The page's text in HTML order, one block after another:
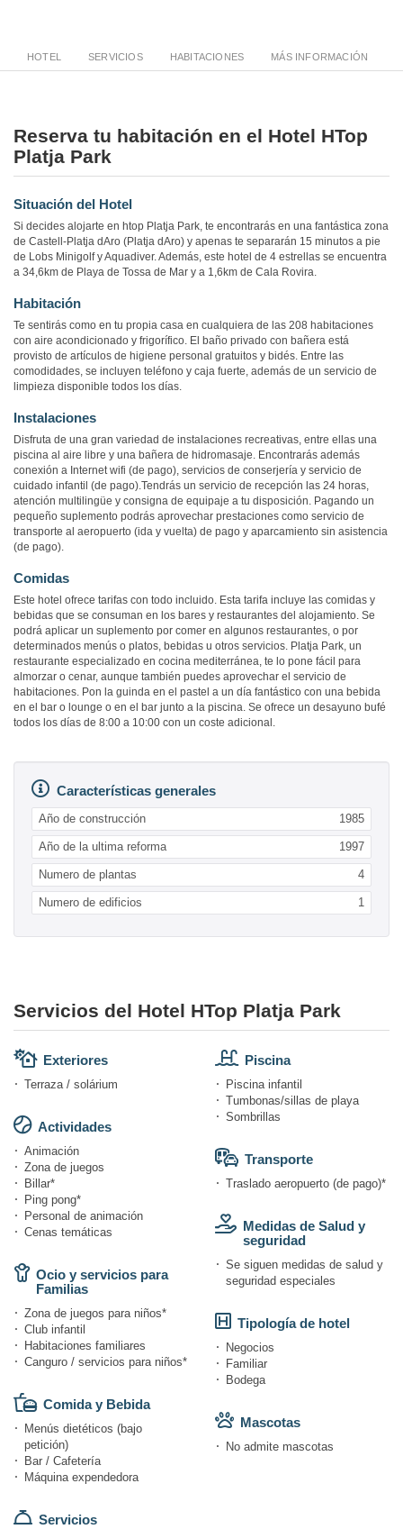
HOTEL SERVICIOS HABITACIONES MÁS INFORMACIÓN
Reserva tu habitación en el Hotel HTop
Platja Park
Situación del Hotel
Si decides alojarte en htop Platja Park, te encontrarás en una fantástica zona
de Castell-Platja dAro (Platja dAro) y apenas te separarán 15 minutos a pie
de Lobs Minigolf y Aquadiver. Además, este hotel de 4 estrellas se encuentra
a 34,6km de Playa de Tossa de Mar y a 1,6km de Cala Rovira.
Habitación
Te sentirás como en tu propia casa en cualquiera de las 208 habitaciones
con aire acondicionado y frigorífico. El baño privado con bañera está
provisto de artículos de higiene personal gratuitos y bidés. Entre las
comodidades, se incluyen teléfono y caja fuerte, además de un servicio de
limpieza disponible todos los días.
Instalaciones
Disfruta de una gran variedad de instalaciones recreativas, entre ellas una
piscina al aire libre y una bañera de hidromasaje. Encontrarás además
conexión a Internet wifi (de pago), servicios de conserjería y servicio de
cuidado infantil (de pago).Tendrás un servicio de recepción las 24 horas,
atención multilingüe y consigna de equipaje a tu disposición. Pagando un
pequeño suplemento podrás aprovechar prestaciones como servicio de
transporte al aeropuerto (ida y vuelta) de pago y aparcamiento sin asistencia
(de pago).
Comidas
Este hotel ofrece tarifas con todo incluido. Esta tarifa incluye las comidas y
bebidas que se consuman en los bares y restaurantes del alojamiento. Se
podrá aplicar un suplemento por comer en algunos restaurantes, o por
determinados menús o platos, bebidas u otros servicios. Platja Park, un
restaurante especializado en cocina mediterránea, te lo pone fácil para
almorzar o cenar, aunque también puedes aprovechar el servicio de
habitaciones. Pon la guinda en el pastel a un día fantástico con una bebida
en el bar o lounge o en el bar junto a la piscina. Se ofrece un desayuno bufé
todos los días de 8:00 a 10:00 con un coste adicional.
Características generales
Año de construcción 1985
Año de la ultima reforma 1997
Numero de plantas 4
Numero de edificios 1
Servicios del Hotel HTop Platja Park
Exteriores
Terraza / solárium
Actividades
Animación
Zona de juegos
Billar*
Ping pong*
Personal de animación
Cenas temáticas
Ocio y servicios para
Familias
Zona de juegos para niños*
Club infantil
Habitaciones familiares
Canguro / servicios para niños*
Comida y Bebida
Menús dietéticos (bajo
petición)
Bar / Cafetería
Máquina expendedora
Servicios
Piscina
Piscina infantil
Tumbonas/sillas de playa
Sombrillas
Transporte
Traslado aeropuerto (de pago)*
Medidas de Salud y
seguridad
Se siguen medidas de salud y
seguridad especiales
Tipología de hotel
Negocios
Familiar
Bodega
Mascotas
No admite mascotas